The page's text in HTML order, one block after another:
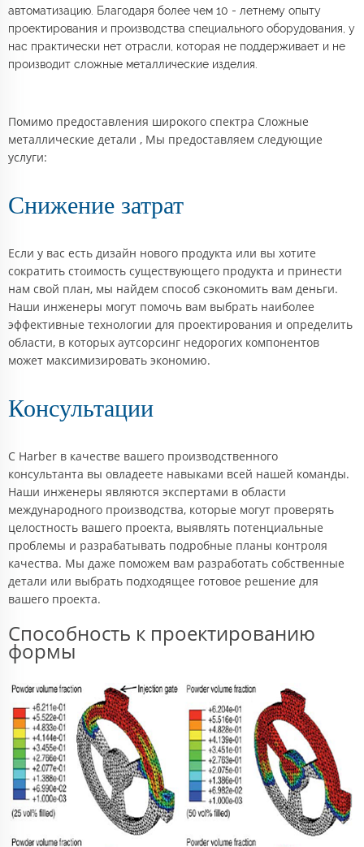
автоматизацию. Благодаря более чем 10 - летнему опыту
проектирования и производства специального оборудования, у
нас практически нет отрасли, которая не поддерживает и не
производит сложные металлические изделия.
Помимо предоставления широкого спектра Сложные
металлические детали , Мы предоставляем следующие
услуги:
Снижение затрат
Если у вас есть дизайн нового продукта или вы хотите
сократить стоимость существующего продукта и принести
нам свой план, мы найдем способ сэкономить вам деньги.
Наши инженеры могут помочь вам выбрать наиболее
эффективные технологии для проектирования и определить
области, в которых аутсорсинг недорогих компонентов
может максимизировать экономию.
Консультации
С Harber в качестве вашего производственного
консультанта вы овладеете навыками всей нашей команды.
Наши инженеры являются экспертами в области
международного производства, которые могут проверять
целостность вашего проекта, выявлять потенциальные
проблемы и разрабатывать подробные планы контроля
качества. Мы даже поможем вам разработать собственные
детали или выбрать подходящее готовое решение для
вашего проекта.
Способность к проектированию
формы